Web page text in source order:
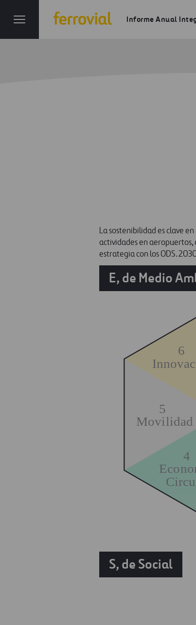
Informe Anual
La sostenibilidad es clave
actividades en aeropuertos,
estrategia con los ODS.
E, de Medio
5
Movilidad
4
6
S, de Social